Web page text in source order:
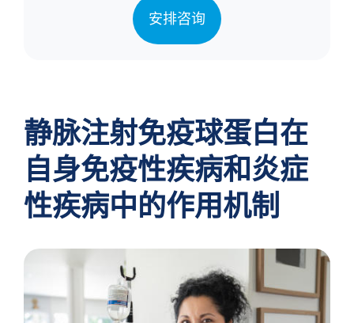
安排咨询
静脉注射免疫球蛋白在
自身免疫性疾病和炎症
性疾病中的作用机制